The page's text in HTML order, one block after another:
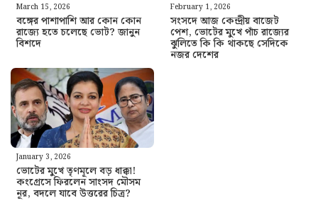
March 15, 2026
বঙ্গের পাশাপাশি আর কোন কোন
রাজ্যে হতে চলেছে ভোট? জানুন
বিশদে
February 1, 2026
সংসদে আজ কেন্দ্রীয় বাজেট
পেশ, ভোটের মুখে পাঁচ রাজ্যের
ঝুলিতে কি কি থাকছে সেদিকে
নজর দেশের
January 3, 2026
ভোটের মুখে তৃণমূলে বড় ধাক্কা!
কংগ্রেসে ফিরলেন সাংসদ মৌসম
নূর, বদলে যাবে উত্তরের চিত্র?